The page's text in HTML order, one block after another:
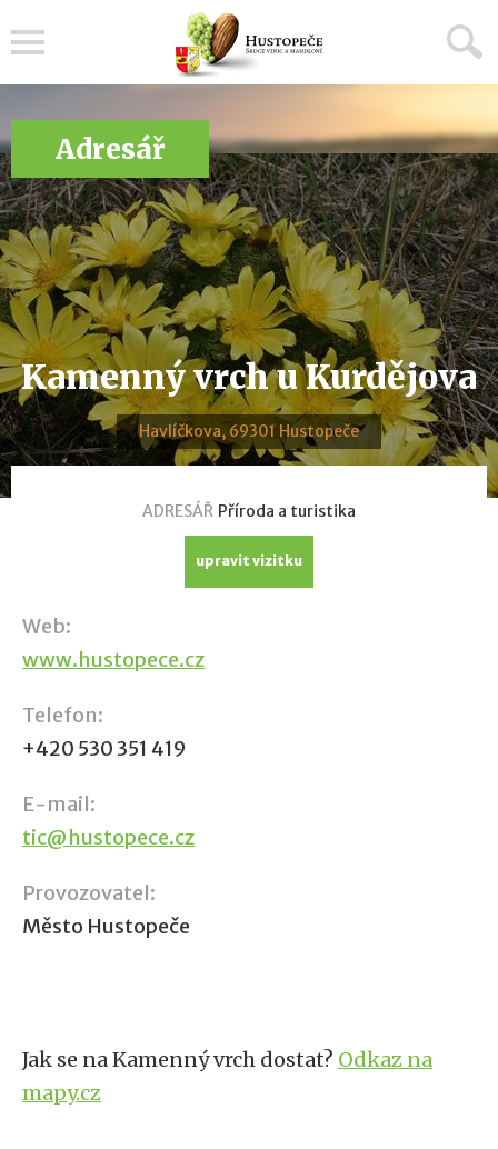
Adresář
Kamenný vrch u Kurdějova
Havlíčkova, 69301 Hustopeče
ADRESÁŘ Příroda a turistika
upravit vizitku
Web:
www.hustopece.cz
Telefon:
+420 530 351 419
E-mail:
tic@hustopece.cz
Provozovatel:
Město Hustopeče
Jak se na Kamenný vrch dostat? Odkaz na
mapy.cz